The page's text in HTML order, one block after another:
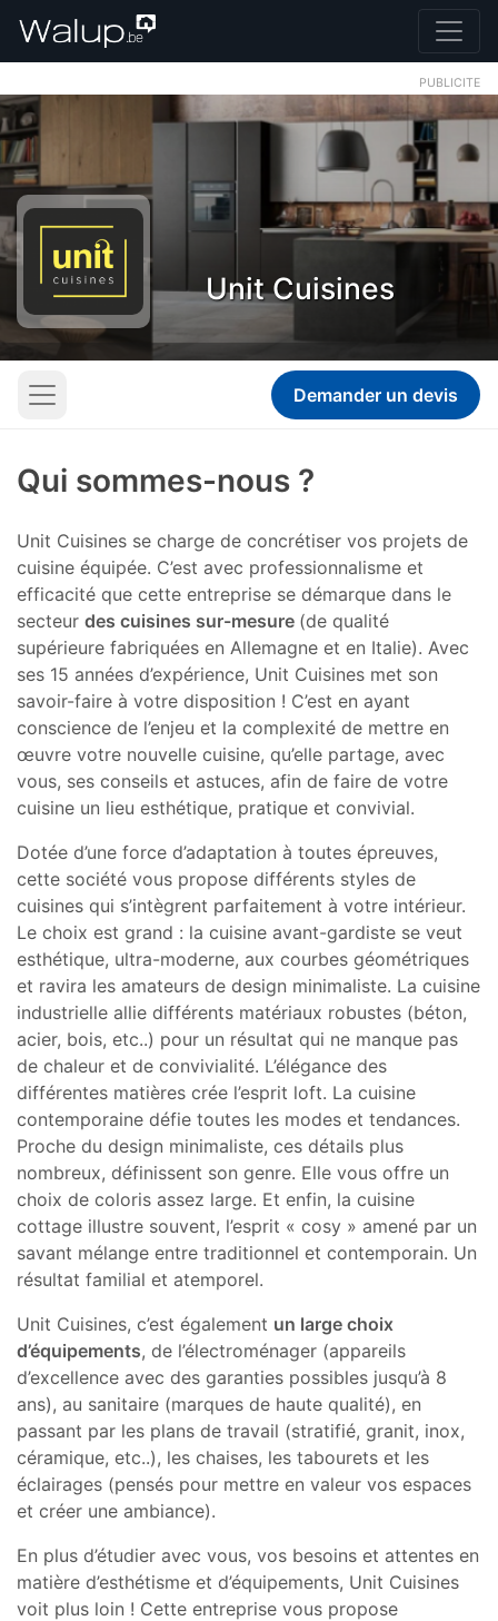
PUBLICITE
Unit Cuisines
Demander un devis
Qui sommes-nous ?
Unit Cuisines se charge de concrétiser vos projets de
cuisine équipée. C’est avec professionnalisme et
efficacité que cette entreprise se démarque dans le
secteur des cuisines sur-mesure (de qualité
supérieure fabriquées en Allemagne et en Italie). Avec
ses 15 années d’expérience, Unit Cuisines met son
savoir-faire à votre disposition ! C’est en ayant
conscience de l’enjeu et la complexité de mettre en
œuvre votre nouvelle cuisine, qu’elle partage, avec
vous, ses conseils et astuces, afin de faire de votre
cuisine un lieu esthétique, pratique et convivial.
Dotée d’une force d’adaptation à toutes épreuves,
cette société vous propose différents styles de
cuisines qui s’intègrent parfaitement à votre intérieur.
Le choix est grand : la cuisine avant-gardiste se veut
esthétique, ultra-moderne, aux courbes géométriques
et ravira les amateurs de design minimaliste. La cuisine
industrielle allie différents matériaux robustes (béton,
acier, bois, etc..) pour un résultat qui ne manque pas
de chaleur et de convivialité. L’élégance des
différentes matières crée l’esprit loft. La cuisine
contemporaine défie toutes les modes et tendances.
Proche du design minimaliste, ces détails plus
nombreux, définissent son genre. Elle vous offre un
choix de coloris assez large. Et enfin, la cuisine
cottage illustre souvent, l’esprit « cosy » amené par un
savant mélange entre traditionnel et contemporain. Un
résultat familial et atemporel.
Unit Cuisines, c’est également un large choix
d’équipements, de l’électroménager (appareils
d’excellence avec des garanties possibles jusqu’à 8
ans), au sanitaire (marques de haute qualité), en
passant par les plans de travail (stratifié, granit, inox,
céramique, etc..), les chaises, les tabourets et les
éclairages (pensés pour mettre en valeur vos espaces
et créer une ambiance).
En plus d’étudier avec vous, vos besoins et attentes en
matière d’esthétisme et d’équipements, Unit Cuisines
voit plus loin ! Cette entreprise vous propose